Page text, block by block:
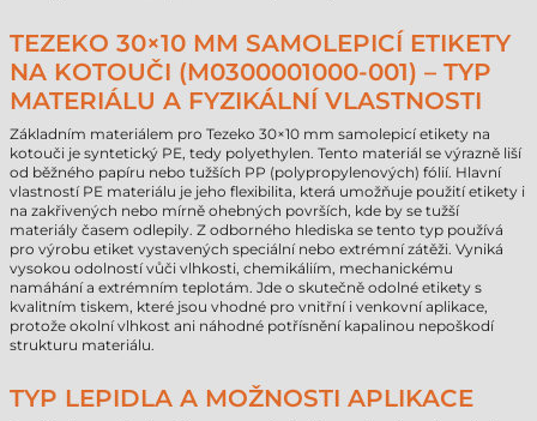
TEZEKO 30×10 MM SAMOLEPICÍ ETIKETY
NA KOTOUČI (M0300001000-001) – TYP
MATERIÁLU A FYZIKÁLNÍ VLASTNOSTI
Základním materiálem pro Tezeko 30×10 mm samolepicí etikety na
kotouči je syntetický PE, tedy polyethylen. Tento materiál se výrazně liší
od běžného papíru nebo tužších PP (polypropylenových) fólií. Hlavní
vlastností PE materiálu je jeho flexibilita, která umožňuje použití etikety i
na zakřivených nebo mírně ohebných površích, kde by se tužší
materiály časem odlepily. Z odborného hlediska se tento typ používá
pro výrobu etiket vystavených speciální nebo extrémní zátěži. Vyniká
vysokou odolností vůči vlhkosti, chemikáliím, mechanickému
namáhání a extrémním teplotám. Jde o skutečně odolné etikety s
kvalitním tiskem, které jsou vhodné pro vnitřní i venkovní aplikace,
protože okolní vlhkost ani náhodné potřísnění kapalinou nepoškodí
strukturu materiálu.
TYP LEPIDLA A MOŽNOSTI APLIKACE